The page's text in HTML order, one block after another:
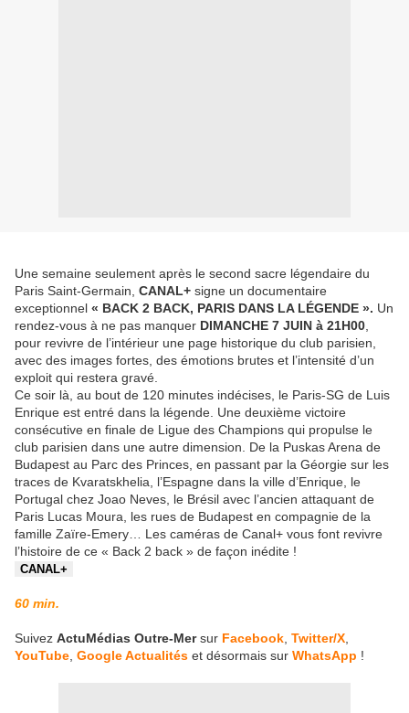
Une semaine seulement après le second sacre légendaire du
Paris Saint-Germain, CANAL+ signe un documentaire
exceptionnel « BACK 2 BACK, PARIS DANS LA LÉGENDE ». Un
rendez­-vous à ne pas manquer DIMANCHE 7 JUIN à 21H00
pour revivre de l’intérieur une page historique du club parisien,
avec des images fortes, des émotions brutes et l’intensité d’un
exploit qui restera gravé.
Ce soir ­là, au bout de 120 minutes indécises, le Paris­-SG de Luis
Enrique est entré dans la légende. Une deuxième victoire
consécutive en finale de Ligue des Champions qui propulse le
club parisien dans une autre dimension. De la Puskas Arena de
Budapest au Parc des Princes, en passant par la Géorgie sur les
traces de Kvaratskhelia, l’Espagne dans la ville d’Enrique, le
Portugal chez Joao Neves, le Brésil avec l’ancien attaquant de
Paris Lucas Moura, les rues de Budapest en compagnie de la
famille Zaïre­-Emery… Les caméras de Canal+ vous font revivre
l’histoire de ce « Back 2 back » de façon inédite !
CANAL+
60 min.
Suivez ActuMédias Outre-Mersur Facebook Twitter/X
YouTube Google Actualités et désormais sur WhatsApp !